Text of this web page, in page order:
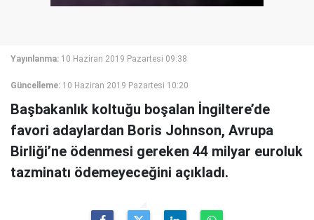
Yayınlanma: 10 Haziran 2019 Pazartesi 09:38
Güncelleme: 10 Haziran 2019 Pazartesi 10:20
Başbakanlık koltuğu boşalan İngiltere’de
favori adaylardan Boris Johnson, Avrupa
Birliği’ne ödenmesi gereken 44 milyar euroluk
tazminatı ödemeyeceğini açıkladı.